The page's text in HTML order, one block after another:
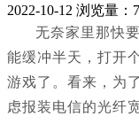
2022-10-12 浏览量：
无奈家里那快
能缓冲半天，打开
游戏了。看来，为
虑报装电信的光纤